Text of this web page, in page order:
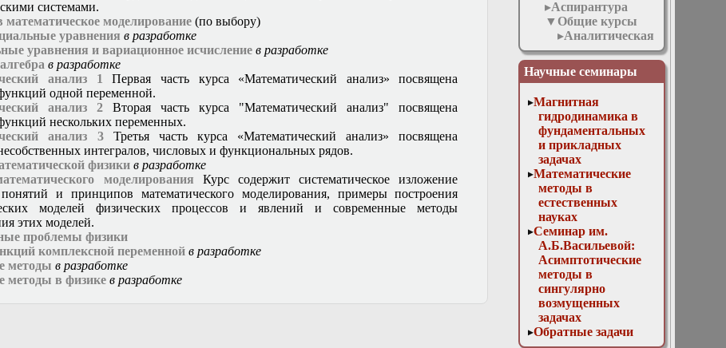
Аспирантура
Общие курсы
Аналитическая
геометрия
Введение в
математическое
Дифференциальные
уравнения
Интегральные
уравнения и
вариационное
исчисление
Линейная
алгебра
Математический
анализ 1
Математический
анализ 2
Математический
анализ 3
Методы
математической
физики
Научные семинары
Магнитная
гидродинамика в
фундаментальных
и прикладных
задачах
Математические
методы в
естественных
науках
Семинар им.
А.Б.Васильевой:
Асимптотические
методы в
сингулярно
возмущенных
задачах
Обратные задачи
системами.
математическое моделирование (по выбору)
уравнения в разработке
уравнения и вариационное исчисление в разработке
в разработке
анализ 1 Первая часть курса «Математический анализ» посвящена
одной переменной.
анализ 2 Вторая часть курса "Математический анализ" посвящена
нескольких переменных.
анализ 3Третья часть курса «Математический анализ» посвящена
интегралов, числовых и функциональных рядов.
физики в разработке
моделирования Курс содержит систематическое изложение
и принципов математического моделирования, примеры построения
моделей физических процессов и явлений и современные методы
этих моделей.
проблемы физики
комплексной переменной в разработке
методы в разработке
методы в физике в разработке